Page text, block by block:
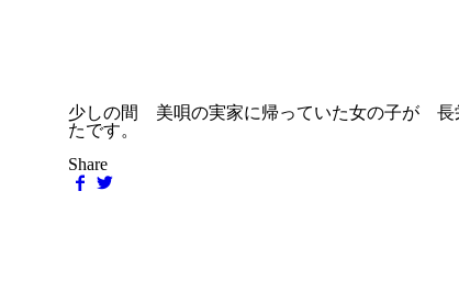
少しの間 美唄の実家に帰っていた女の子が 長
たです。
Share